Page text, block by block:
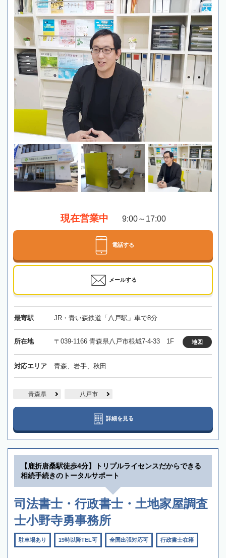
現在営業中 9:00～17:00
電話する
メールする
最寄駅 JR・青い森鉄道「八戸駅」車で8分
所在地 〒039-1166 青森県八戸市根城7-4-33 1F 地図
対応エリア 青森、岩手、秋田
青森県 八戸市
詳細を見る
【鹿折唐桑駅徒歩4分】トリプルライセンスだからできる
相続手続きのトータルサポート
司法書士・行政書士・土地家屋調査
士小野寺勇事務所
駐車場あり 19時以降TEL可 全国出張対応可 行政書士在籍